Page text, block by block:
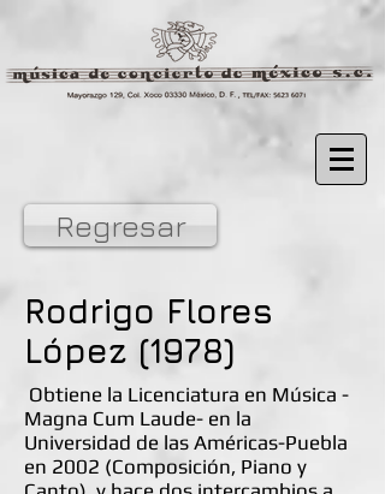
Regresar
Rodrigo Flores
López (1978)
Obtiene la Licenciatura en Música -
Magna Cum Laude- en la
Universidad de las Américas-Puebla
en 2002 (Composición, Piano y